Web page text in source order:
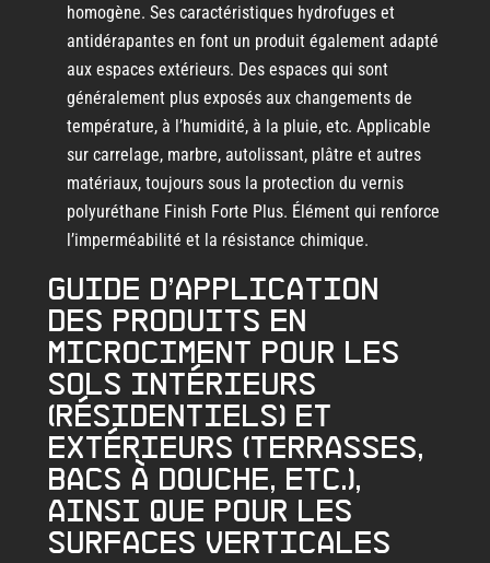
homogène. Ses caractéristiques hydrofuges et
antidérapantes en font un produit également adapté
aux espaces extérieurs. Des espaces qui sont
généralement plus exposés aux changements de
température, à l’humidité, à la pluie, etc. Applicable
sur carrelage, marbre, autolissant, plâtre et autres
matériaux, toujours sous la protection du vernis
polyuréthane Finish Forte Plus. Élément qui renforce
l’imperméabilité et la résistance chimique.
Guide d’application
des produits en
microciment pour les
sols intérieurs
(résidentiels) et
extérieurs (terrasses,
bacs à douche, etc.),
ainsi que pour les
surfaces verticales